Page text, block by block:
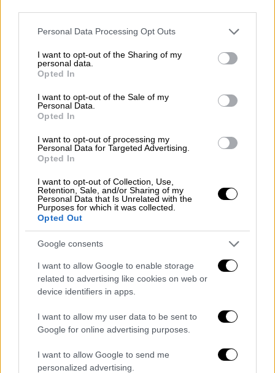
Please note that this website/app uses one or more Google
not limited to your visit or usage behaviour. You may click to
grant or deny consent to Google and its third-party tags to
use your data for below specified purposes in below Google
consent section.
Personal Data Processing Opt Outs
I want to opt-out of the Sharing of my
personal data.
Opted In
I want to opt-out of the Sale of my
Personal Data.
Opted In
I want to opt-out of processing my
Personal Data for Targeted Advertising.
Opted In
I want to opt-out of Collection, Use,
Retention, Sale, and/or Sharing of my
Personal Data that Is Unrelated with the
Purposes for which it was collected.
Opted Out
Google consents
I want to allow Google to enable storage
related to advertising like cookies on web or
device identifiers in apps.
I want to allow my user data to be sent to
Google for online advertising purposes.
I want to allow Google to send me
personalized advertising.
Η Βουλή της Ρωσίας έδωσε έγκριση
στον Πούτιν για να χρησιμοποιήσει
στρατό στο εξωτερικό
Τύμπαναπολέμου
ώρα στην στηνΟυκρανία
καθώς η Βουλή
χορήγησε άδεια για την ανάπτυξη του
στρατού της χώρας στο εξωτερικό, μετά
από αίτημα που υπέβαλε την Τρίτη ο
Νωρίτερα, ο πρόεδρος Πούτιν ζήτησε από
κοινοβουλίου να χρησιμοποιήσει τις